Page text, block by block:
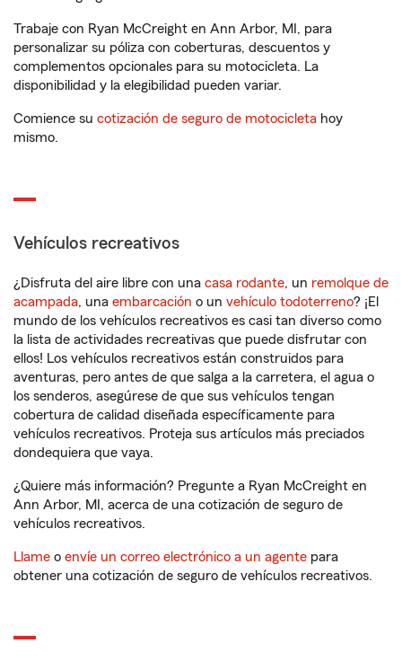
Trabaje con Ryan McCreight en Ann Arbor, MI, para
personalizar su póliza con coberturas, descuentos y
complementos opcionales para su motocicleta. La
disponibilidad y la elegibilidad pueden variar.
Comience su cotización de seguro de motocicleta hoy
mismo.
Vehículos recreativos
¿Disfruta del aire libre con una casa rodante, un remolque de
acampada, una embarcación o un vehículo todoterreno? ¡El
mundo de los vehículos recreativos es casi tan diverso como
la lista de actividades recreativas que puede disfrutar con
ellos! Los vehículos recreativos están construidos para
aventuras, pero antes de que salga a la carretera, el agua o
los senderos, asegúrese de que sus vehículos tengan
cobertura de calidad diseñada específicamente para
vehículos recreativos. Proteja sus artículos más preciados
dondequiera que vaya.
¿Quiere más información? Pregunte a Ryan McCreight en
Ann Arbor, MI, acerca de una cotización de seguro de
vehículos recreativos.
Llame o envíe un correo electrónico a un agente para
obtener una cotización de seguro de vehículos recreativos.